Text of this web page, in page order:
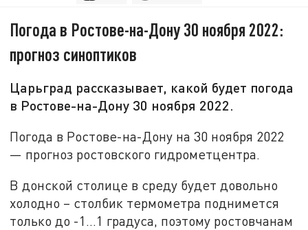
Погода в Ростове-на-Дону 30 ноября 2022:
прогноз синоптиков
Царьград рассказывает, какой будет погода
в Ростове-на-Дону 30 ноября 2022.
Погода в Ростове-на-Дону на 30 ноября 2022
— прогноз ростовского гидрометцентра.
В донской столице в среду будет довольно
холодно – столбик термометра поднимется
только до -1…1 градуса, поэтому ростовчанам